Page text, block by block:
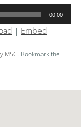
00:00
| Embed
MSG. Bookmark the